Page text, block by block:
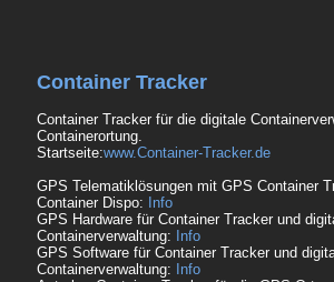
Container Tracker
Container Tracker für die digitale
Containerortung.
Startseite:www.Container-Tracker.de
GPS Telematiklösungen mit GPS Container
Container Dispo: Info
GPS Hardware für Container Tracker und
Containerverwaltung: Info
GPS Software für Container Tracker und
Containerverwaltung: Info